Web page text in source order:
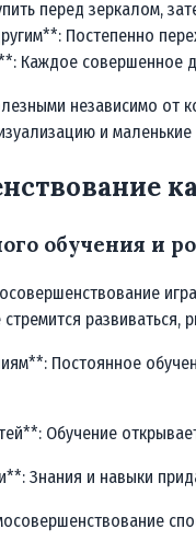
перед зеркалом,
Постепенно
Каждое совершенное
независимо
и
обучения и
Постоянное
Обучение
Знания и навыки